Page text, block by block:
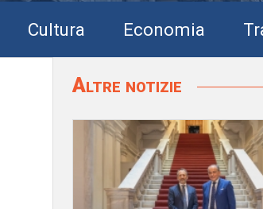
Cultura Economia
Altre notizie